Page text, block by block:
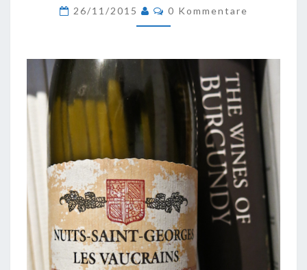
GEORGES
1ER
VAUCRAINS,
26/11/2015 Kommentare
0 Kommentare